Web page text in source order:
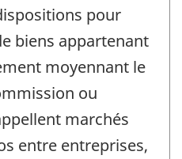
pour
biens appartenant
moyennant le
ou
marchés
entre entreprises,